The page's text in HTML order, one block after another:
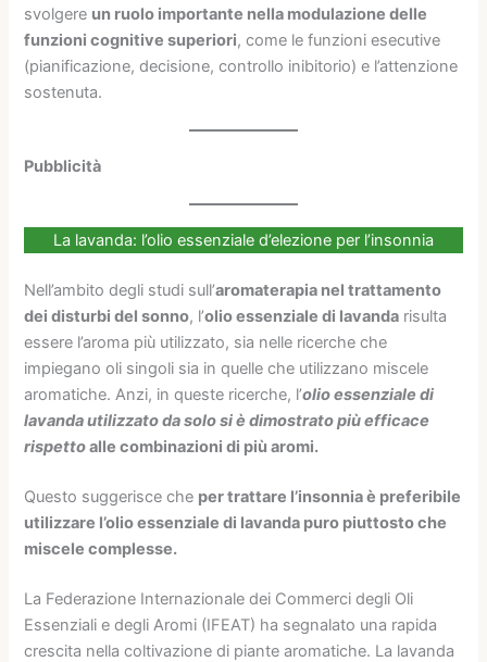
svolgere un ruolo importante nella modulazione delle
funzioni cognitive superiori, come le funzioni esecutive
(pianificazione, decisione, controllo inibitorio) e l’attenzione
sostenuta.
Pubblicità
La lavanda: l’olio essenziale d’elezione per l’insonnia
Nell’ambito degli studi sull’aromaterapia nel trattamento
dei disturbi del sonno, l’olio essenziale di lavanda risulta
essere l’aroma più utilizzato, sia nelle ricerche che
impiegano oli singoli sia in quelle che utilizzano miscele
aromatiche. Anzi, in queste ricerche, l’olio essenziale di
lavanda utilizzato da solo si è dimostrato più efficace
rispettoalle combinazioni di più aromi.
Questo suggerisce che per trattare l’insonnia è preferibile
utilizzare l’olio essenziale di lavanda puro piuttosto che
miscele complesse.
La Federazione Internazionale dei Commerci degli Oli
Essenziali e degli Aromi (IFEAT) ha segnalato una rapida
crescita nella coltivazione di piante aromatiche. La lavanda